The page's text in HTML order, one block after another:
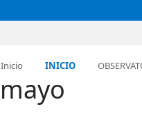
Inicio INICIO
mayo